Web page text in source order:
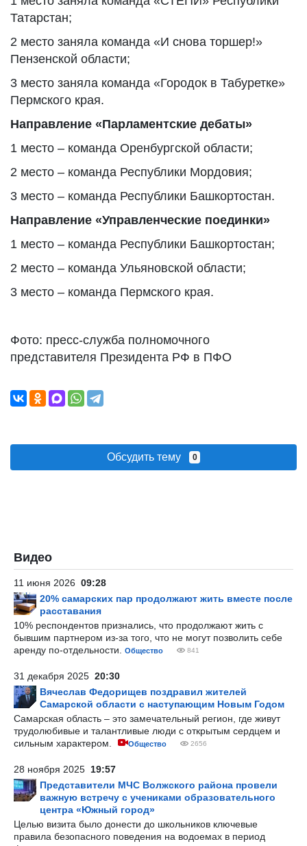
Татарстан;
2 место заняла команда «И снова торшер!»
Пензенской области;
3 место заняла команда «Городок в Табуретке»
Пермского края.
Направление «Парламентские дебаты»
1 место – команда Оренбургской области;
2 место – команда Республики Мордовия;
3 место – команда Республики Башкортостан.
Направление «Управленческие поединки»
1 место – команда Республики Башкортостан;
2 место – команда Ульяновской области;
3 место – команда Пермского края.
Фото: пресс-служба полномочного
представителя Президента РФ в ПФО
Обсудить тему 0
Видео
11 июня 2026 09:28
20% самарских пар продолжают жить вместе после
расставания
10% респондентов признались, что продолжают жить с
бывшим партнером из-за того, что не могут позволить себе
аренду по-отдельности.
Общество 841
31 декабря 2025 20:30
Вячеслав Федорищев поздравил жителей
Самарской области с наступающим Новым Годом
Самарская область – это замечательный регион, где живут
трудолюбивые и талантливые люди с открытым сердцем и
сильным характером.
Общество 2656
28 ноября 2025 19:57
Представители МЧС Волжского района провели
важную встречу с учениками образовательного
центра «Южный город»
Целью визита было донести до школьников ключевые
правила безопасного поведения на водоемах в период